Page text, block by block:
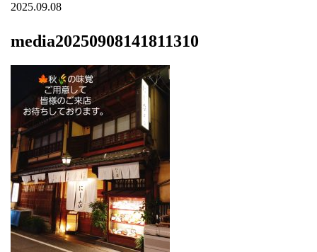
2025.09.08
media20250908141811310